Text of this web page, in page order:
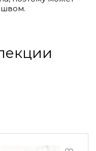
швом.